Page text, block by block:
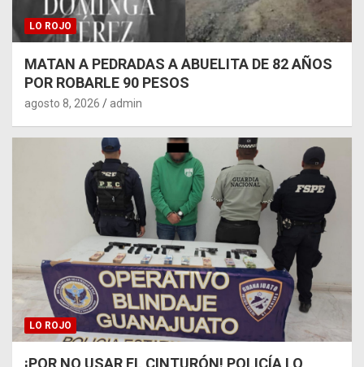
LO ROJO
MATAN A PEDRADAS A ABUELITA DE 82 AÑOS
POR ROBARLE 90 PESOS
agosto 8, 2026 admin
LO ROJO
¡POR NO USAR EL CINTURÓN! POLICÍA LO